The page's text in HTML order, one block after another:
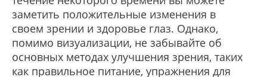
заметить положительные изменения в
своем зрении и здоровье глаз. Однако,
помимо визуализации, не забывайте об
основных методах улучшения зрения, таких
как правильное питание, упражнения для